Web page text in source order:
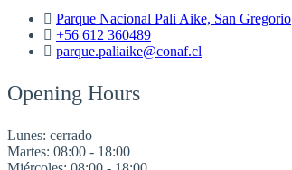
Parque Nacional Pali Aike, San Gregorio
+56 612 360489
parque.paliaike@conaf.cl
Opening Hours
Lunes: cerrado
Martes: 08:00 - 18:00